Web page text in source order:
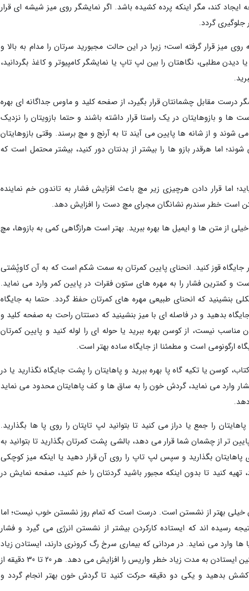
ایجاد کند، مگر اینکه پرده کشیده باشد. اگر نمایشگر روی میز شیشه ای قرار
جلوگیری گردد.
میز قرار گرفته است؛ زیرا در این حالت مجبورید سرتان را مدام به بالا و
مطلبی، نگاهتان را بین لپ تاپ یا نمایشگر کامپیوتر و کاغذ بگردانید،
درست مقابل چشمانتان قرار بگیرد، از صفحه کلید و ماوس جداگانه ای بهره
ها و بازوهایتان در یک راستا قرار داشته باشند و حتما بازویتان را نزدیک
شوند و از شانه ها پایین می آیند تا به آرنج و مچ برسند. وقتی بازوهایتان
اما هرقدر بازو ها را بیشتر از بدنتان دور کنید، بیشتر محتمل است که
اما قرار دادن هرچیزی زیر مچ باعث افزایش فشار به تاندون خم نماینده
است خطر سندرم نشانگان مجرای مچ دست را افزایش دهد.
از متن ها و ایمیل ها بهره ببرید. بهتر است هرازگاهی کمی به بازوها، مچ
قوز کنید. انحنای پایین کمرتان به سمت شکم است که به آن کاوپُشتی
و کمترین فشار را به مهره های ستون فقرات در پایین کمر وارد می نماید.
بنشینید که انحنای طبیعی مهره های کمرتان حفظ گردد. حتما به جایگاه
بدهید و در فاصله ای با میز بنشینید که دستتان راحت به صفحه کلید و
نیست، از کوسن بهره ببرید یا حوله ای را لوله کنید و پایین کمرتان
ارگونومی است و مطمئنا از جایگاه ساده بهتر است.
کوسن یا تکیه گاه پا بهره ببرید و پاهایتان را پشت جایگاه نگذارید یا در
فشار وارد می نماید، گردش خون را به ساق ها و کف پاهایتان محدود می نماید
را جمع یا دراز می کنید تا بتوانید لپ تاپتان را روی پا ها بگذارید.
تر از چشمان شما قرار می دهد، بالشی پشت کمرتان بگذارید تا بتوانید به
بگذارید و سپس لپ تاپ را روی آن قرار دهید یا اینکه میز کوچکی
کنید تا بدون اینکه مجبور باشید گردنتان را خم کنید، صفحه نمایش در
خیلی بهتر از نشستن است. درست است که تمام روز نشستن خوب نیست؛ اما
رسیده اند که ایستاده کارکردن بیشتر از نشستن انرژی می گیرد و فشار
می نماید. در مردانی که بیماری سرخ رگ کرونری دارند، ایستادن زیاد
باعث پیشرفت تصلب شرایین می گردد. همچنین ایستادن به مدت زیاد خطر واریس را افزایش می دهد. هر 20 تا 30 دقیقه از
کشش بدهید و یکی دو دقیقه حرکت کنید تا گردش خون بهتر انجام گردد و